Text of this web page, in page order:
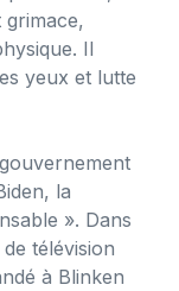
Il
yeux et lutte
la
». Dans
télévision
à Blinken